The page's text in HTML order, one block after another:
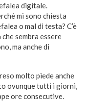
digitale.
mi sono chiesta
o mal di testa? C’è
sembra essere
ma anche di
molto piede anche
ovunque tutti i giorni,
ore consecutive.